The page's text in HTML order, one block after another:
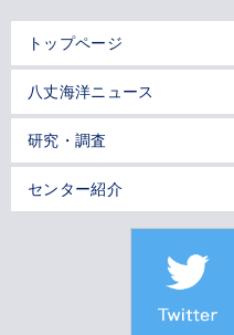
トップページ
八丈海洋ニュース
研究・調査
センター紹介